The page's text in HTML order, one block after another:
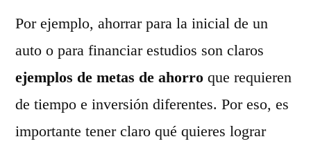
Por ejemplo, ahorrar para la inicial de un
auto o para financiar estudios son claros
ejemplos de metas de ahorro que requieren
de tiempo e inversión diferentes. Por eso, es
importante tener claro qué quieres lograr